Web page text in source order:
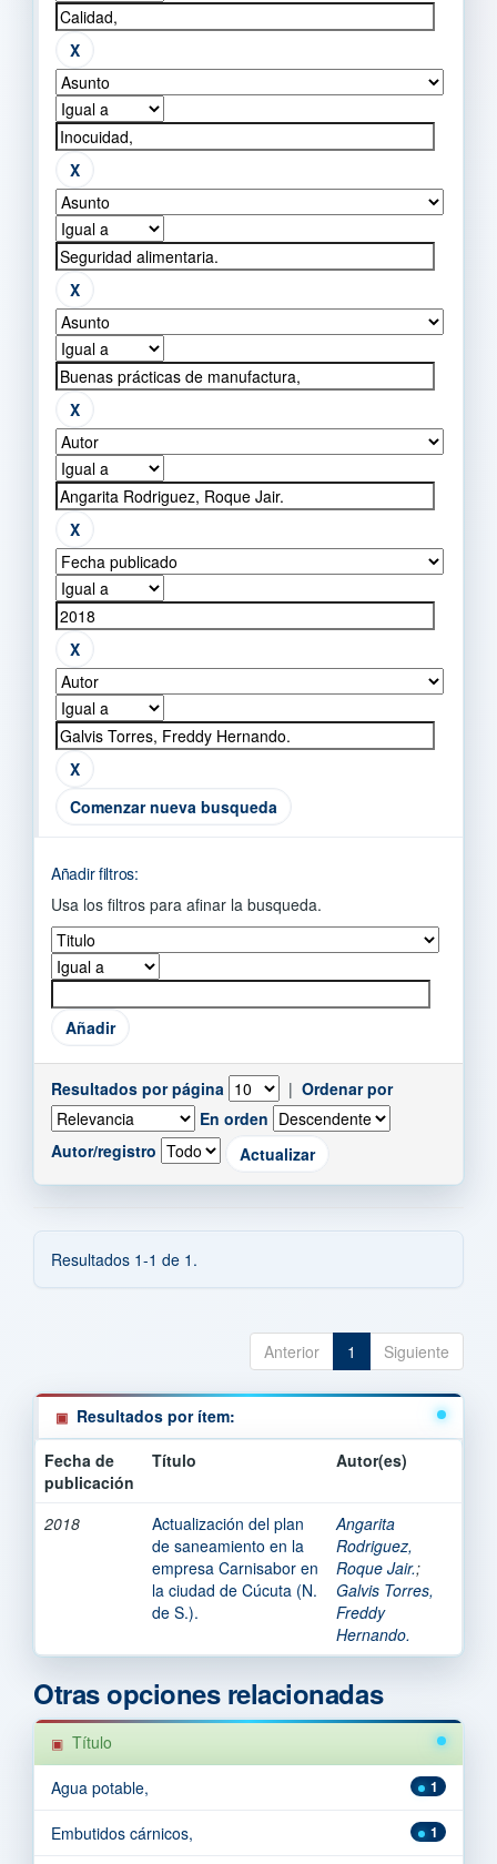
Comenzar nueva busqueda
Añadir filtros:
Usa los filtros para afinar la busqueda.
Resultados por página | Ordenar por
En orden
Autor/registro
Resultados 1-1 de 1.
Anterior 1 Siguiente
Resultados por ítem:
Fecha de
publicación
Título Autor(es)
2018
Actualización del plan
de saneamiento en la
empresa Carnisabor en
la ciudad de Cúcuta (N.
de S.).
Angarita
Rodriguez,
Roque Jair.;
Galvis Torres,
Freddy
Hernando.
Otras opciones relacionadas
Título
1
Agua potable,
1
Embutidos cárnicos,